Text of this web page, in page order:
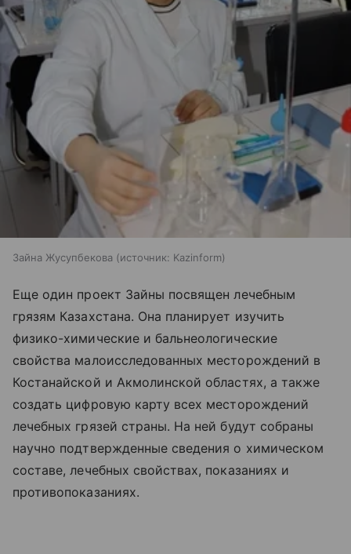
Зайна Жусупбекова источник: Kazinform
Еще один проект Зайны посвящен лечебным
грязям Казахстана. Она планирует изучить
физико-химические и бальнеологические
свойства малоисследованных месторождений в
Костанайской и Акмолинской областях, а также
создать цифровую карту всех месторождений
лечебных грязей страны. На ней будут собраны
научно подтвержденные сведения о химическом
составе, лечебных свойствах, показаниях и
противопоказаниях.